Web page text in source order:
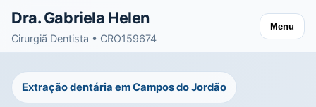
Dra. Gabriela Helen
Cirurgiã Dentista • CRO159674
Menu
Extração dentária em Campos do Jordão